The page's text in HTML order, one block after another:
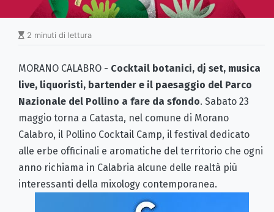
2 minuti di lettura
MORANO CALABRO - Cocktail botanici, dj set, musica
live, liquoristi, bartender e il paesaggio del Parco
Nazionale del Pollino a fare da sfondo. Sabato 23
maggio torna a Catasta, nel comune di Morano
Calabro, il Pollino Cocktail Camp, il festival dedicato
alle erbe officinali e aromatiche del territorio che ogni
anno richiama in Calabria alcune delle realtà più
interessanti della mixology contemporanea.